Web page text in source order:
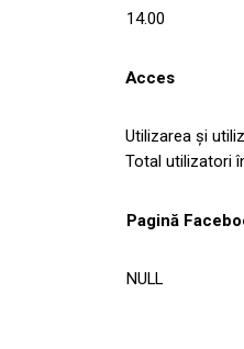
14.00
Acces
Utilizarea şi
Total utilizatori
Pagină
NULL